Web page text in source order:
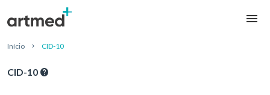
Início CID-10
CID-10